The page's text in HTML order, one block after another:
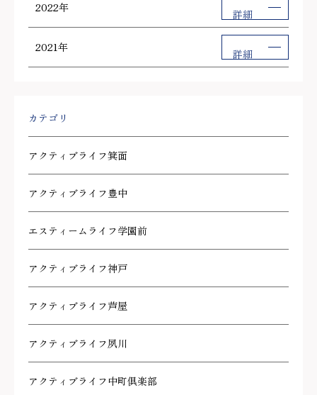
2022年 詳細
2021年 詳細
カテゴリ
アクティブライフ箕面
アクティブライフ豊中
エスティームライフ学園前
アクティブライフ神戸
アクティブライフ芦屋
アクティブライフ夙川
アクティブライフ中町倶楽部